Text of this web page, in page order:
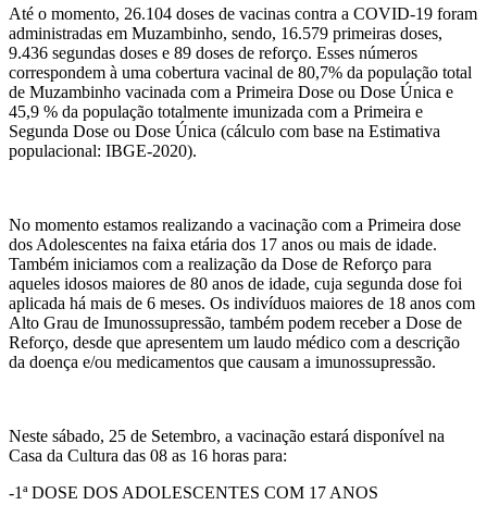
Até o momento, 26.104 doses de vacinas contra a COVID-19 foram
administradas em Muzambinho, sendo, 16.579 primeiras doses,
9.436 segundas doses e 89 doses de reforço. Esses números
correspondem à uma cobertura vacinal de 80,7% da população total
de Muzambinho vacinada com a Primeira Dose ou Dose Única e
45,9 % da população totalmente imunizada com a Primeira e
Segunda Dose ou Dose Única (cálculo com base na Estimativa
populacional: IBGE-2020).
No momento estamos realizando a vacinação com a Primeira dose
dos Adolescentes na faixa etária dos 17 anos ou mais de idade.
Também iniciamos com a realização da Dose de Reforço para
aqueles idosos maiores de 80 anos de idade, cuja segunda dose foi
aplicada há mais de 6 meses. Os indivíduos maiores de 18 anos com
Alto Grau de Imunossupressão, também podem receber a Dose de
Reforço, desde que apresentem um laudo médico com a descrição
da doença e/ou medicamentos que causam a imunossupressão.
Neste sábado, 25 de Setembro, a vacinação estará disponível na
Casa da Cultura das 08 as 16 horas para:
-1ª DOSE DOS ADOLESCENTES COM 17 ANOS